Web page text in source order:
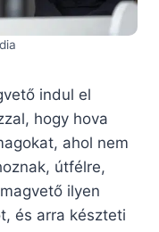
indul el
hogy hova
ahol nem
útfélre,
ilyen
és arra készteti